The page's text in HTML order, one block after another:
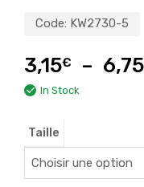
Code: KW2730-5
3,15€ – 6,75
In Stock
Taille